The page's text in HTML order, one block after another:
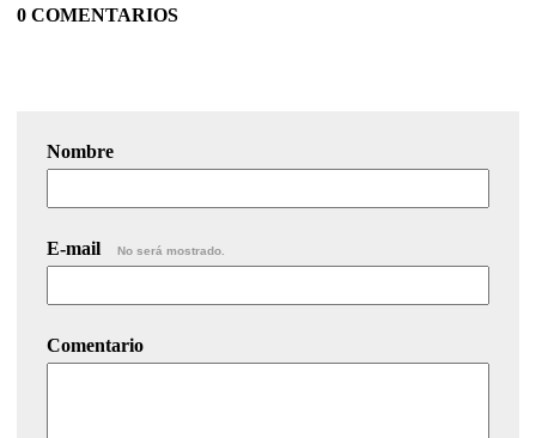
0 COMENTARIOS
Nombre
E-mail No será mostrado.
Comentario